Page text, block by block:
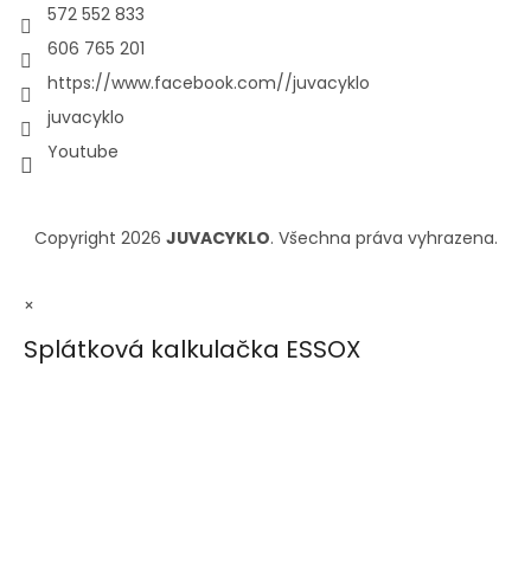
572 552 833
606 765 201
https://www.facebook.com//juvacyklo
juvacyklo
Youtube
Copyright 2026 JUVACYKLO. Všechna práva vyhrazena.
×
Splátková kalkulačka ESSOX